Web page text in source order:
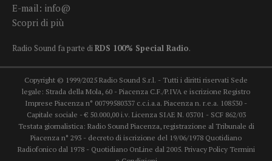
E-mail: info@
Scopri di più
Radio Sound fa parte di RDS 100% Special Radio.
Copyright © 1999/2025 Radio Sound S.r.l. - Tutti i diritti riservati Sede
legale: Strada della Mola, 60 - Piacenza C.F./P.IVA e iscrizione Registro
Imprese Piacenza n° 00799580337 c.c.i.a.a. Piacenza n. r.e.a. 108530 -
Capitale sociale - € 50.000,00 i.v. Licenza SIAE N. 03701 - SCF 862/03
Testata giornalistica: Radio Sound Piacenza, registrazione al Tribunale di
Piacenza n° 293 - decreto di iscrizione del 19/06/1978 Quotidiano
Radiofonico dal 1978 - Quotidiano OnLine dal 2005. Privacy Policy Termini